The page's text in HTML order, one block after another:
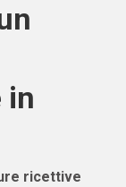
in
ricettive